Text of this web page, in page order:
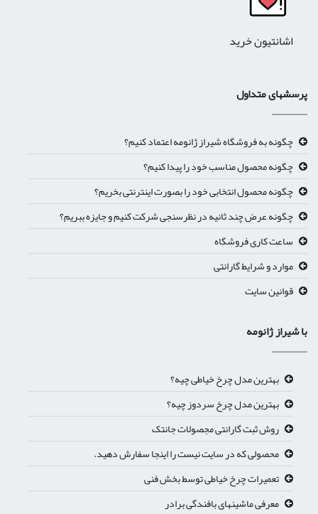
اشانتیون خرید
پرسشهای متداول
چگونه به فروشگاه شیراز ژانومه اعتماد کنیم؟
چگونه محصول مناسب خود را پیدا کنیم؟
چگونه محصول انتخابی خود را بصورت اینترنتی بخریم؟
چگونه عرض چند ثانیه در نظرسنجی شرکت کنیم و جایزه ببریم؟
ساعت کاری فروشگاه
موارد و شرایط گارانتی
قوانین سایت
با شیراز ژانومه
بهترین مدل چرخ خیاطی چیه؟
بهترین مدل چرخ سردوز چیه؟
روش ثبت گارانتی مجصولات جانتک
محصولی که در سایت نیست را اینجا سفارش دهید.
تعمیرات چرخ خیاطی توسط بخش فنی
معرفی ماشینهای بافندگی برادر